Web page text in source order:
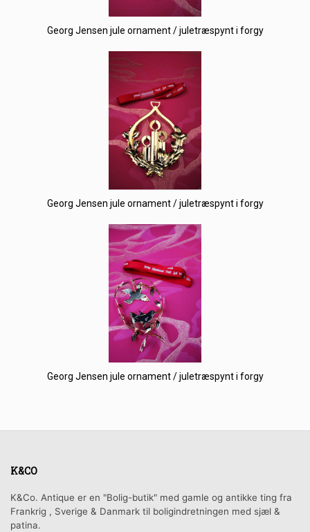
Georg Jensen jule ornament / juletræspynt i forgy
Georg Jensen jule ornament / juletræspynt i forgy
Georg Jensen jule ornament / juletræspynt i forgy
K&CO
K&Co. Antique er en "Bolig-butik" med gamle og antikke ting fra
Frankrig , Sverige & Danmark til boligindretningen med sjæl &
patina.